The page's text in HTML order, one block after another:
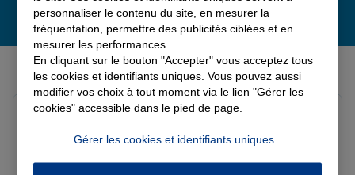
Derniers avis de nos agences Allianz
Le 05/08/2026 - Agence FORT DE FRANCE
Yori A.
personnaliser le contenu du site, en mesurer la
fréquentation, permettre des publicités ciblées et en
mesurer les performances.
En cliquant sur le bouton "Accepter" vous acceptez tous
les cookies et identifiants uniques. Vous pouvez aussi
modifier vos choix à tout moment via le lien "Gérer les
cookies" accessible dans le pied de page.
Gérer les cookies et identifiants uniques